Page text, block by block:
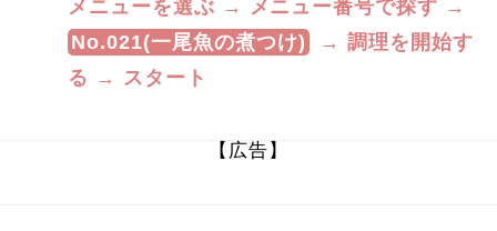
メニューを選ぶ → メニュー番号で探す →
No.021(一尾魚の煮つけ)
→ 調理を開始す
る → スタート
【広告】